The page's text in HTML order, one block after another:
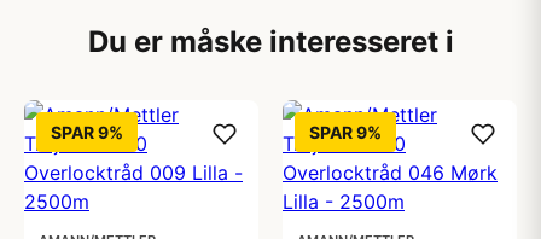
Du er måske interesseret i
SPAR 9% SPAR 9%